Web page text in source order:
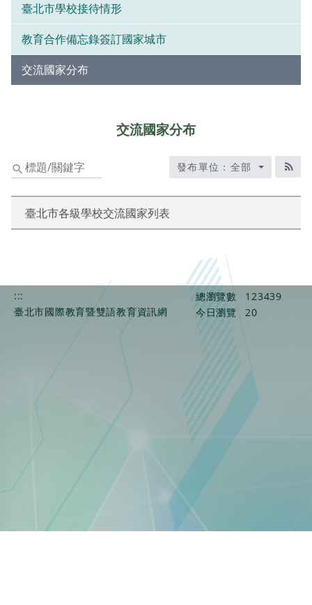
臺北市學校接待情形
教育合作備忘錄簽訂國家城市
交流國家分布
交流國家分布
標
題/
關
字
發布單位：全部
RSS
臺北市各級學校交流國家列表
:::
臺北市國際教育暨雙語教育資訊網
總瀏覽數
123439
今日瀏覽
20